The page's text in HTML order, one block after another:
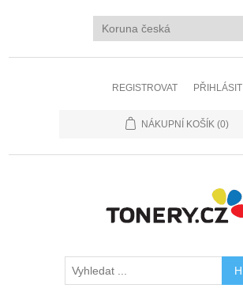
REGISTROVAT PŘIHLÁSIT
NÁKUPNÍ KOŠÍK (0)